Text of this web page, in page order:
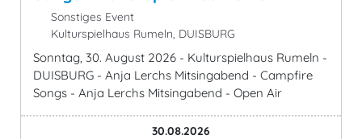
Sonstiges Event
Kulturspielhaus Rumeln, DUISBURG
Sonntag, 30. August 2026 - Kulturspielhaus Rumeln -
DUISBURG - Anja Lerchs Mitsingabend - Campfire
Songs - Anja Lerchs Mitsingabend - Open Air
30.08.2026